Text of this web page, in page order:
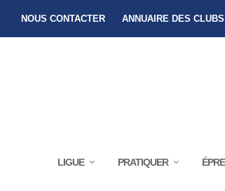
NOUS CONTACTER ANNUAIRE DES CLUBS
LIGUE PRATIQUER